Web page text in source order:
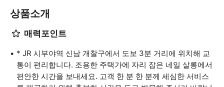
상품소개
매력포인트
* JR 시부야역 신남 개찰구에서 도보 3분 거리에 위치해 교
통이 편리합니다. 조용한 주택가에 자리 잡은 네일 살롱에서
편안한 시간을 보내세요. 고객 한 분 한 분께 세심한 서비스